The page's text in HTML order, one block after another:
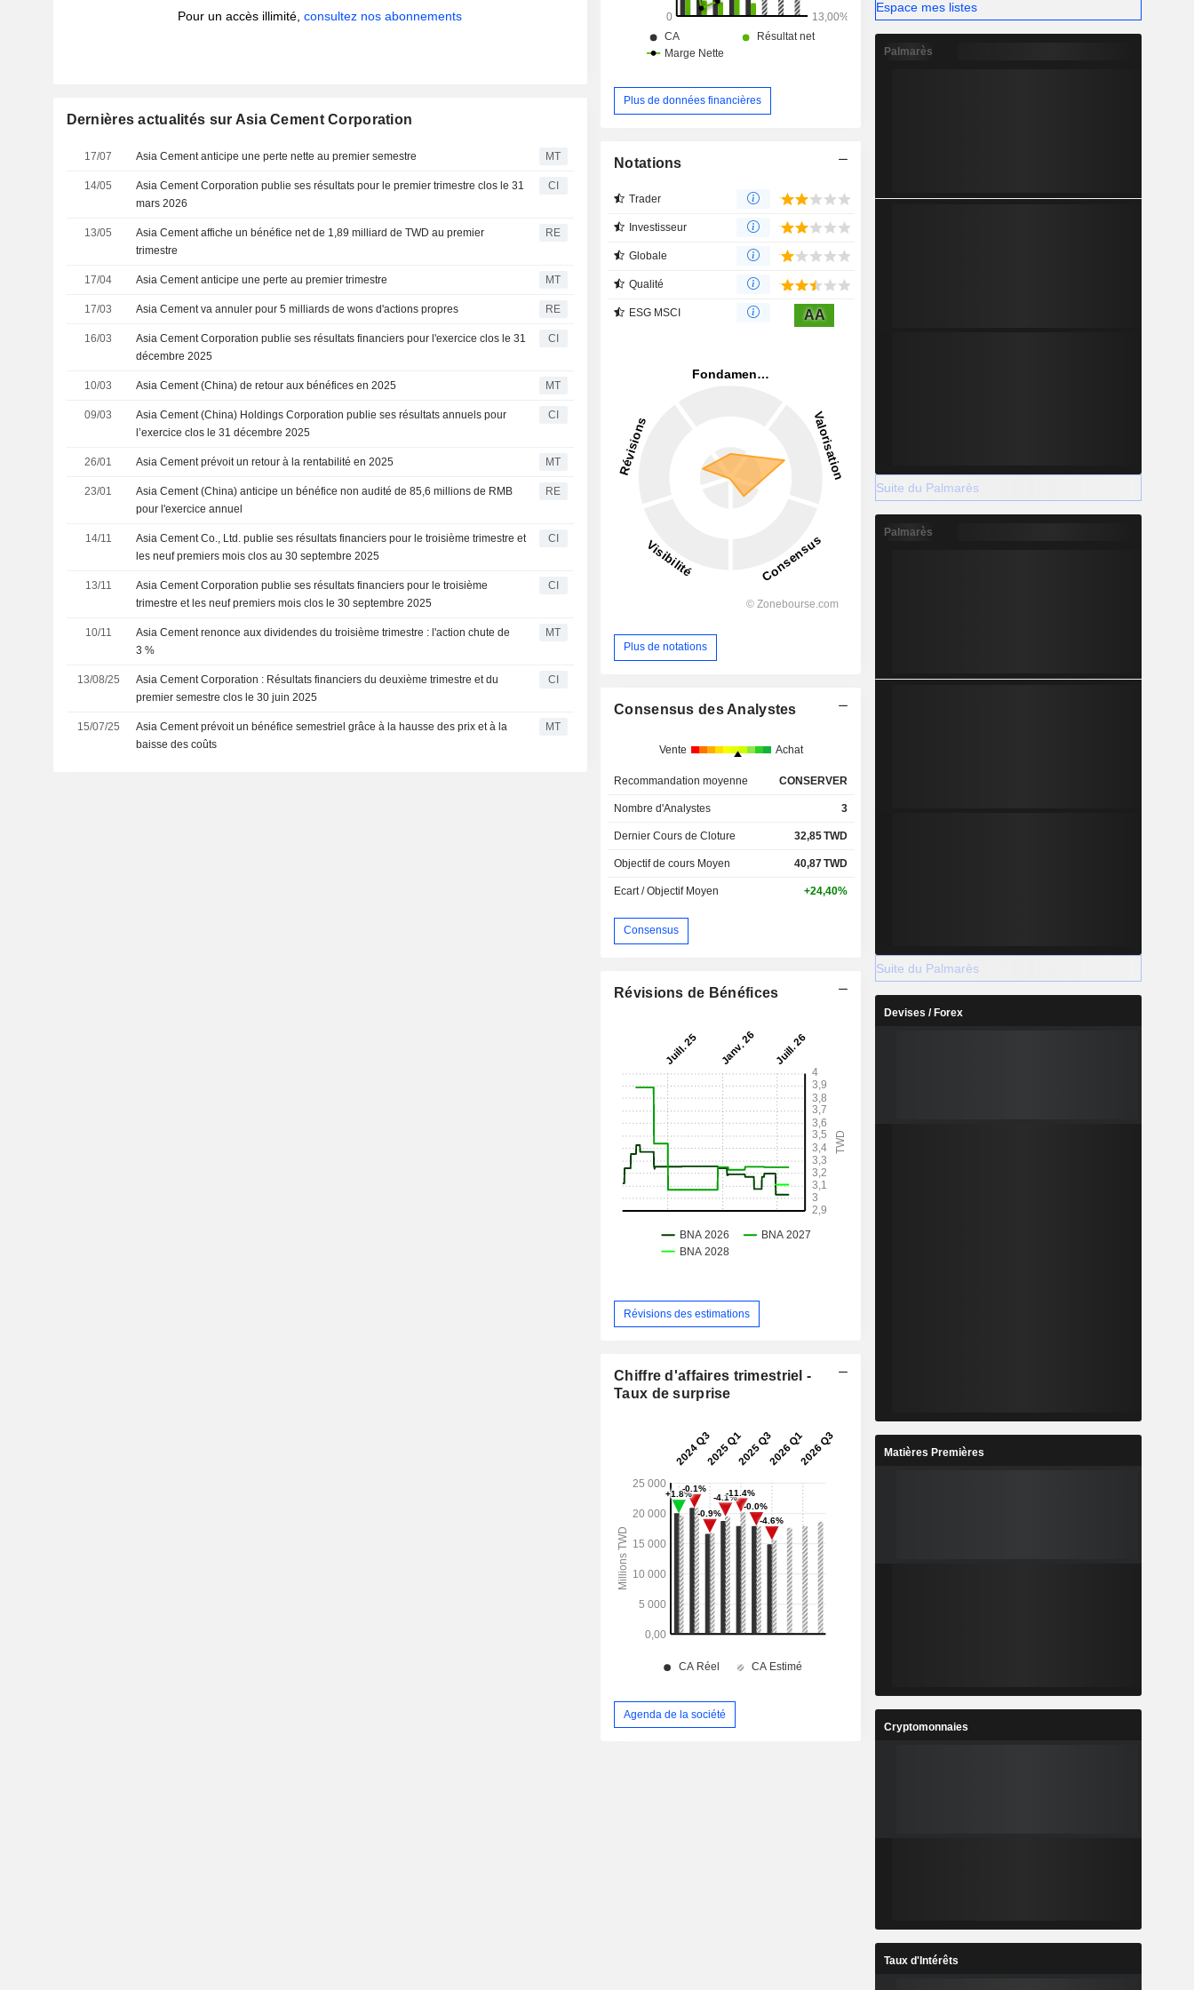
Pour un accès illimité,consultez nos abonnements
Dernières actualités sur Asia Cement Corporation
17/07 Asia Cement anticipe une perte nette au premier semestre MT
14/05
Asia Cement Corporation publie ses résultats pour le premier trimestre clos le 31
mars 2026
CI
13/05
Asia Cement affiche un bénéfice net de 1,89 milliard de TWD au premier
trimestre
RE
17/04 Asia Cement anticipe une perte au premier trimestre MT
17/03 Asia Cement va annuler pour 5 milliards de wons d'actions propres RE
16/03
Asia Cement Corporation publie ses résultats financiers pour l'exercice clos le 31
décembre 2025
CI
10/03 Asia Cement (China) de retour aux bénéfices en 2025 MT
09/03
Asia Cement (China) Holdings Corporation publie ses résultats annuels pour
l’exercice clos le 31 décembre 2025
CI
26/01 Asia Cement prévoit un retour à la rentabilité en 2025 MT
23/01
Asia Cement (China) anticipe un bénéfice non audité de 85,6 millions de RMB
pour l'exercice annuel
RE
14/11
Asia Cement Co., Ltd. publie ses résultats financiers pour le troisième trimestre et
les neuf premiers mois clos au 30 septembre 2025
CI
13/11
Asia Cement Corporation publie ses résultats financiers pour le troisième
trimestre et les neuf premiers mois clos le 30 septembre 2025
CI
10/11
Asia Cement renonce aux dividendes du troisième trimestre : l'action chute de
3 %
MT
13/08/25
Asia Cement Corporation : Résultats financiers du deuxième trimestre et du
premier semestre clos le 30 juin 2025
CI
15/07/25
Asia Cement prévoit un bénéfice semestriel grâce à la hausse des prix et à la
baisse des coûts
MT
Plus de données financières
Notations
Trader
Investisseur
Globale
Qualité
ESG MSCI AA
Plus de notations
Consensus des Analystes
Vente Achat
Recommandation moyenne CONSERVER
Nombre d'Analystes 3
Dernier Cours de Cloture 32,85TWD
Objectif de cours Moyen 40,87TWD
Ecart / Objectif Moyen +24,40%
Consensus
Révisions de Bénéfices
Révisions des estimations
Chiffre d'affaires trimestriel -
Taux de surprise
Agenda de la société
Espace mes listes
Palmarès
Suite du Palmarès
Palmarès
Suite du Palmarès
Devises / Forex
Matières Premières
Cryptomonnaies
Taux d'Intérêts